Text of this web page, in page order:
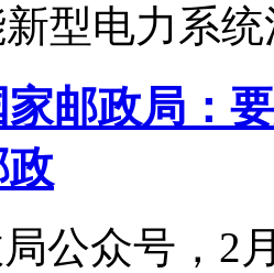
型电力系
家邮政局：
公众号，2